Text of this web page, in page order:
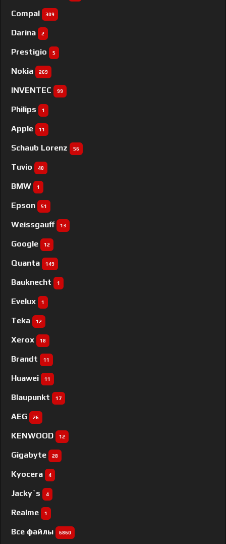
Compal 309
Darina 2
Prestigio 5
Nokia 269
INVENTEC 99
Philips 1
Apple 11
Schaub Lorenz 56
Tuvio 40
BMW 1
Epson 51
Weissgauff 13
Google 12
Quanta 149
Bauknecht 1
Evelux 1
Teka 12
Xerox 18
Brandt 11
Huawei 11
Blaupunkt 17
AEG 26
KENWOOD 12
Gigabyte 28
Kyocera 4
Jacky`s 4
Realme 1
Все файлы 6860